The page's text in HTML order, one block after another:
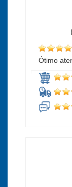
Ótimo